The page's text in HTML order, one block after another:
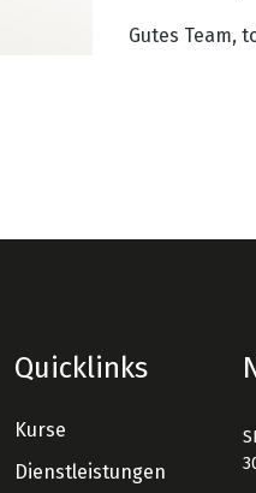
Gutes Team,
Quicklinks
Kurse
Dienstleistungen